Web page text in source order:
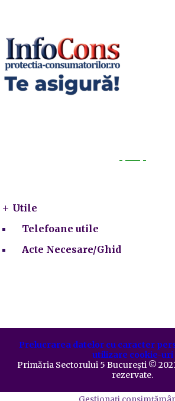
Utile
Telefoane utile
Acte Necesare/Ghid
Prelucrarea datelor cu caracter
utilizare cookie-uri
Primăria Sectorului 5 București ©️
rezervate.